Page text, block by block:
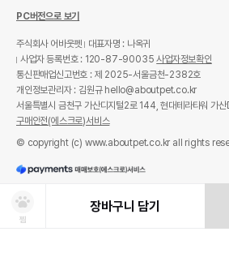
찜
장바구니 담기
PC버전으로 보기
주식회사 어바웃펫
대표자명 : 나옥귀
사업자 등록번호 : 120-87-90035사업자정보확인
통신판매업신고번호 : 제 2025-서울금천-2382호
개인정보관리자 : 김원규 hello@aboutpet.co.kr
서울특별시 금천구 가산디지털2로 144, 현대테라타워
구매안전(에스크로)서비스
© copyright (c) www.aboutpet.co.kr all rights